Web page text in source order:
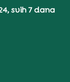
svih 7 dana